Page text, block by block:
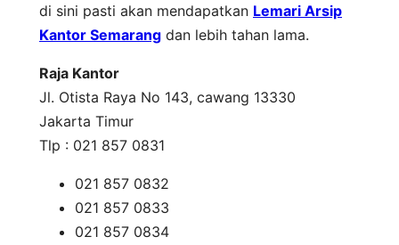
di sini pasti akan mendapatkan Lemari Arsip
Kantor Semarang dan lebih tahan lama.
Raja Kantor
Jl. Otista Raya No 143, cawang 13330
Jakarta Timur
Tlp : 021 857 0831
021 857 0832
021 857 0833
021 857 0834